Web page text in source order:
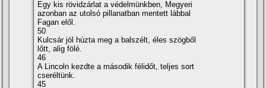
Egy kis rövidzárlat a védelmünkben, Megyeri
azonban az utolsó pillanatban mentett lábbal
Fagan elől.
50
Kulcsár jól húzta meg a balszélt, éles szögből
lőtt, alig fölé.
46
A Lincoln kezdte a második félidőt, teljes sort
cseréltünk.
45